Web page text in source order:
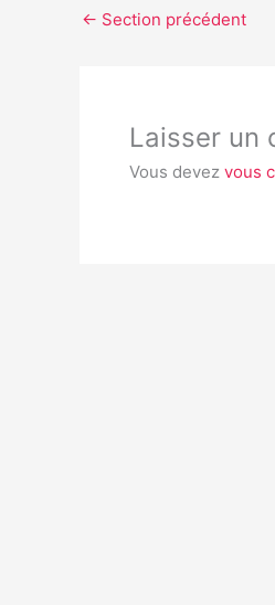
← Section précédent
Laisser un
Vous devez vous